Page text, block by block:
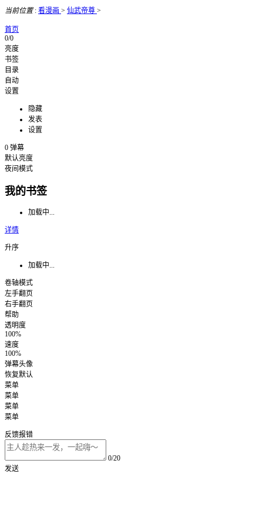
当前位置: 看漫画 > 仙武帝尊 >
首页
0/0
亮度
书签
目录
自动
设置
隐藏
发表
设置
0 弹幕
默认亮度
夜间模式
我的书签
加载中...
详情
升序
加载中...
卷轴模式
左手翻页
右手翻页
帮助
透明度
100%
速度
100%
弹幕头像
恢复默认
菜单
菜单
菜单
菜单
反馈报错
0/20
发送